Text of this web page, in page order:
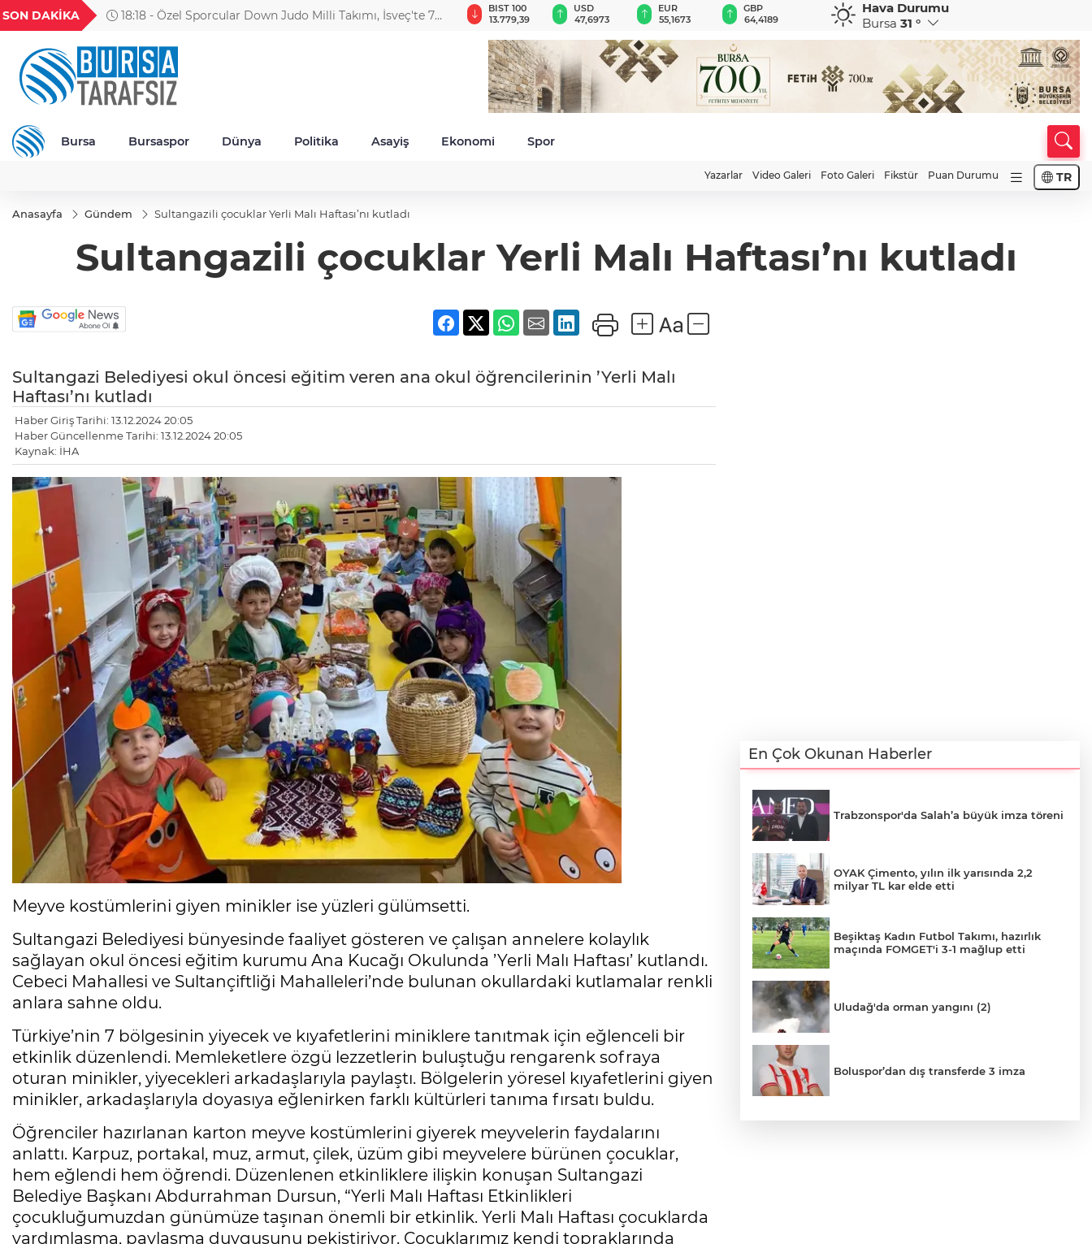
SON DAKİKA
18:18 - Özel Sporcular Down Judo Milli Takımı, İsveç'te 7
18,2404
TND
16,2406
BGN
27,9743
VND
0,0018
GAU/TRY
6.676,80
BIST 100
13.779,39
USD
47,6973
EUR
55,1673
GBP
64,4189
CHF
59,0387
CAD
34,2187
Hava Durumu
Bursa 31 °
Bursa Bursaspor Dünya Politika Asayiş Ekonomi Spor
Yazarlar Video Galeri Foto Galeri Fikstür Puan Durumu TR
Anasayfa Gündem Sultangazili çocuklar Yerli Malı Haftası’nı kutladı
Sultangazili çocuklar Yerli Malı Haftası’nı kutladı
Sultangazi Belediyesi okul öncesi eğitim veren ana okul öğrencilerinin ’Yerli Malı
Haftası’nı kutladı
Haber Giriş Tarihi: 13.12.2024 20:05
Haber Güncellenme Tarihi: 13.12.2024 20:05
Kaynak: İHA
Meyve kostümlerini giyen minikler ise yüzleri gülümsetti.
Sultangazi Belediyesi bünyesinde faaliyet gösteren ve çalışan annelere kolaylık
sağlayan okul öncesi eğitim kurumu Ana Kucağı Okulunda ’Yerli Malı Haftası’ kutlandı.
Cebeci Mahallesi ve Sultançiftliği Mahalleleri’nde bulunan okullardaki kutlamalar renkli
anlara sahne oldu.
Türkiye’nin 7 bölgesinin yiyecek ve kıyafetlerini miniklere tanıtmak için eğlenceli bir
etkinlik düzenlendi. Memleketlere özgü lezzetlerin buluştuğu rengarenk sofraya
oturan minikler, yiyecekleri arkadaşlarıyla paylaştı. Bölgelerin yöresel kıyafetlerini giyen
minikler, arkadaşlarıyla doyasıya eğlenirken farklı kültürleri tanıma fırsatı buldu.
Öğrenciler hazırlanan karton meyve kostümlerini giyerek meyvelerin faydalarını
anlattı. Karpuz, portakal, muz, armut, çilek, üzüm gibi meyvelere bürünen çocuklar,
hem eğlendi hem öğrendi. Düzenlenen etkinliklere ilişkin konuşan Sultangazi
Belediye Başkanı Abdurrahman Dursun, “Yerli Malı Haftası Etkinlikleri
çocukluğumuzdan günümüze taşınan önemli bir etkinlik. Yerli Malı Haftası çocuklarda
yardımlaşma, paylaşma duygusunu pekiştiriyor. Çocuklarımız kendi topraklarında
En Çok Okunan Haberler
Trabzonspor'da Salah’a büyük imza töreni
OYAK Çimento, yılın ilk yarısında 2,2
milyar TL kar elde etti
Beşiktaş Kadın Futbol Takımı, hazırlık
maçında FOMGET'i 3-1 mağlup etti
Uludağ'da orman yangını (2)
Boluspor’dan dış transferde 3 imza